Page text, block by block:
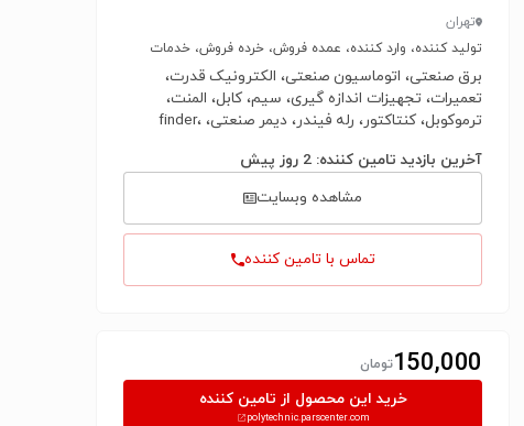
تهران
تولید کننده، وارد کننده، عمده فروش، خرده فروش، خدمات
برق صنعتی، اتوماسیون صنعتی، الکترونیک قدرت،
تعمیرات، تجهیزات اندازه گیری، سیم، کابل، المنت،
ترموکوبل، کنتاکتور، رله فیندر، دیمر صنعتی، finder،
آخرین بازدید تامین کننده: 2 روز پیش
مشاهده وبسایت
تماس با تامین کننده
150,000تومان
خرید این محصول از تامین کننده
polytechnic.parscenter.com